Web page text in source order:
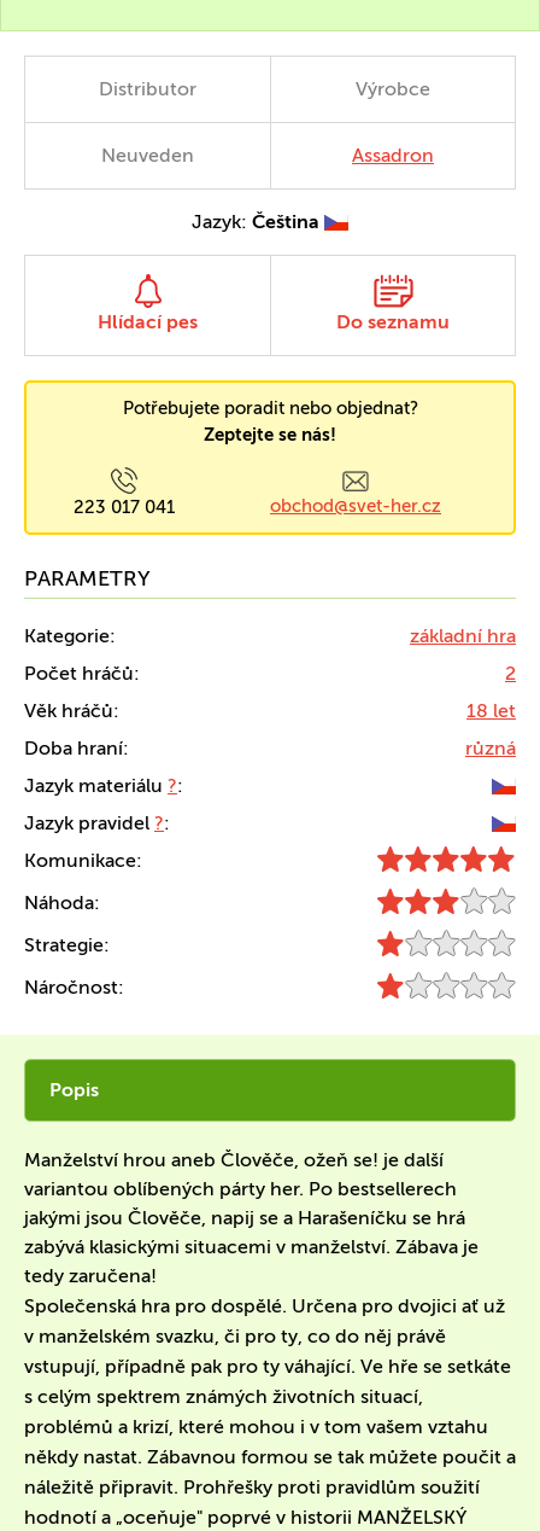
Distributor Výrobce
Neuveden Assadron
Jazyk: Čeština
Hlídací pes Do seznamu
Potřebujete poradit nebo objednat?
Zeptejte se nás!
223 017 041 obchod@svet-her.cz
PARAMETRY
Kategorie:
základní hra
Počet hráčů:
2
Věk hráčů:
18 let
Doba hraní:
různá
Jazyk materiálu ?:
Jazyk pravidel ?:
Komunikace:
Náhoda:
Strategie:
Náročnost:
Popis
Manželství hrou aneb Člověče, ožeň se! je další
variantou oblíbených párty her. Po bestsellerech
jakými jsou Člověče, napij se a Harašeníčku se hrá
zabývá klasickými situacemi v manželství. Zábava je
tedy zaručena!
Společenská hra pro dospělé. Určena pro dvojici ať už
v manželském svazku, či pro ty, co do něj právě
vstupují, případně pak pro ty váhající. Ve hře se setkáte
s celým spektrem známých životních situací,
problémů a krizí, které mohou i v tom vašem vztahu
někdy nastat. Zábavnou formou se tak můžete poučit a
náležitě připravit. Prohřešky proti pravidlům soužití
hodnotí a „oceňuje" poprvé v historii MANŽELSKÝ